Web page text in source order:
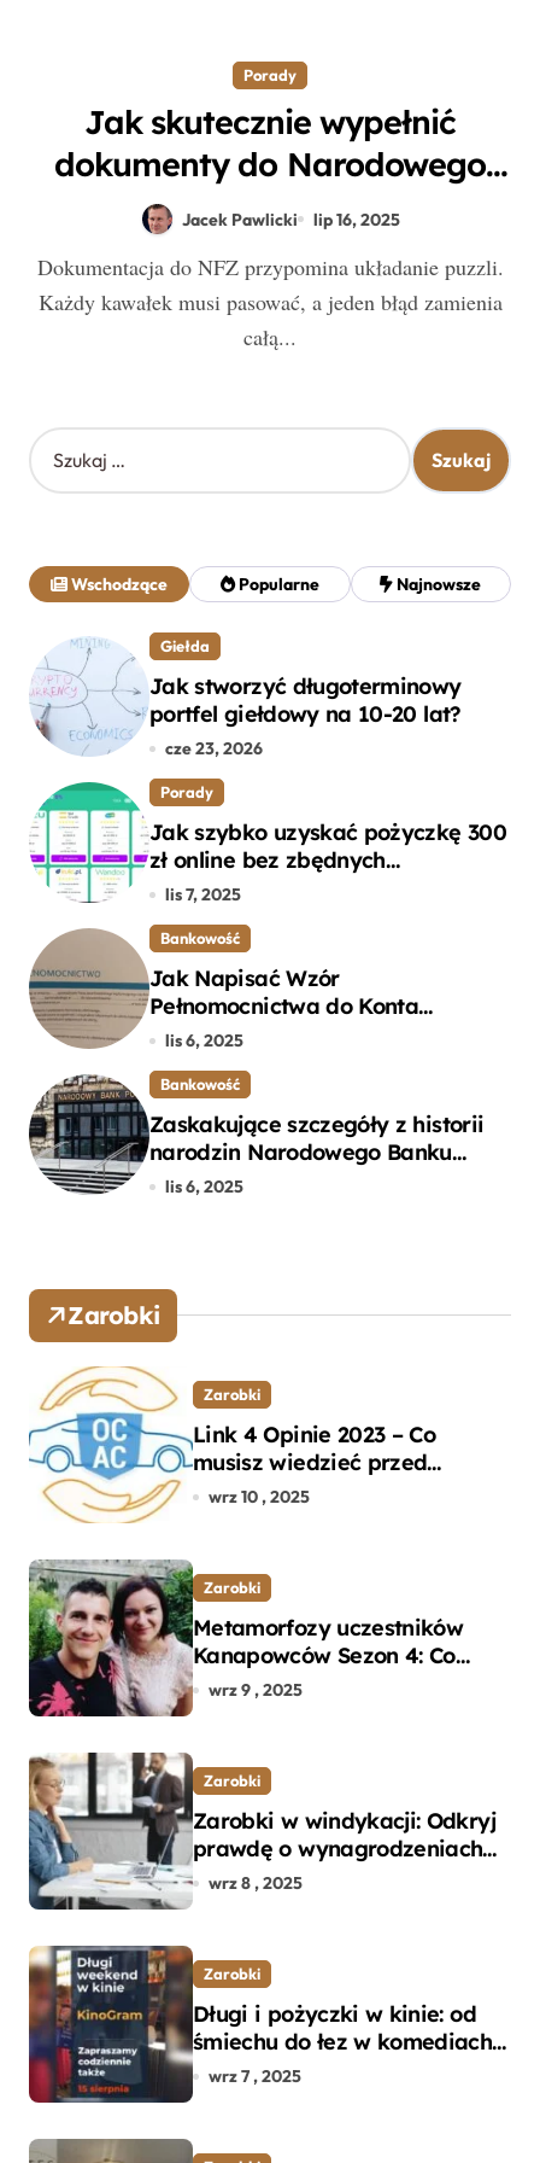
Porady
Jak skutecznie wypełnić
dokumenty do Narodowego
Funduszu Zdrowia?
Jacek Pawlicki lip 16, 2025
Dokumentacja do NFZ przypomina układanie puzzli.
Każdy kawałek musi pasować, a jeden błąd zamienia
całą...
S
z
j
:
Wschodzące Popularne Najnowsze
Giełda
Jak stworzyć długoterminowy
portfel giełdowy na 10-20 lat?
cze 23, 2026
Porady
Jak szybko uzyskać pożyczkę 300
zł online bez zbędnych
formalności?
lis 7, 2025
Bankowość
Jak Napisać Wzór
Pełnomocnictwa do Konta
Bankowego – Praktyczny
lis 6, 2025
Bankowość
Zaskakujące szczegóły z historii
narodzin Narodowego Banku
Polskiego, o których mogłeś nie
lis 6, 2025
Zarobki
Zarobki
Link 4 Opinie 2023 – Co
musisz wiedzieć przed
wyborem ubezpieczenia OC i
wrz 10 , 2025
Zarobki
Metamorfozy uczestników
Kanapowców Sezon 4: Co
naprawdę zaskoczyło
wrz 9 , 2025
Zarobki
Zarobki w windykacji: Odkryj
prawdę o wynagrodzeniach
specjalistów w branży
wrz 8 , 2025
Zarobki
Długi i pożyczki w kinie: od
śmiechu do łez w komediach i
dramatach
wrz 7 , 2025